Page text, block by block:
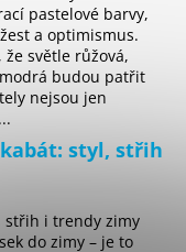
pastelové barvy,
a optimismus.
světle růžová,
budou patřit
nejsou jen
styl, střih
střih i trendy zimy
do zimy – je to